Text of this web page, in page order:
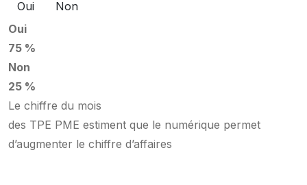
Oui
Non
Oui
75 %
Non
25 %
Le chiffre du mois
des TPE PME estiment que le numérique permet
d’augmenter le chiffre d’affaires